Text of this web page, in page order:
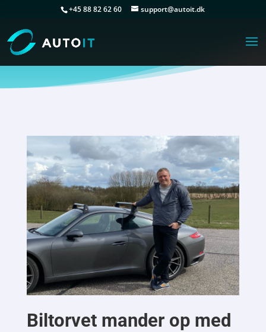
+45 88 82 62 60 support@autoit.dk
Biltorvet mander op med